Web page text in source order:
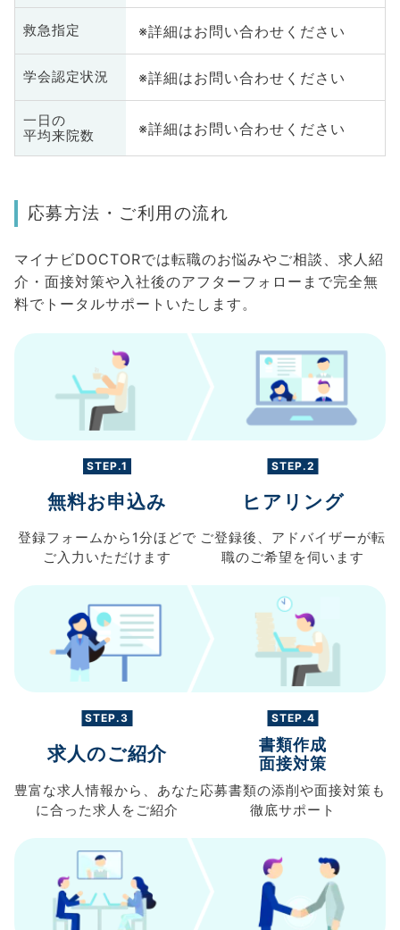
救急指定 ※詳細はお問い合わせください
学会認定状況 ※詳細はお問い合わせください
一日の
平均来院数
※詳細はお問い合わせください
応募方法・ご利用の流れ
マイナビDOCTORでは転職のお悩みやご相談、求人紹
介・面接対策や入社後のアフターフォローまで完全無
料でトータルサポートいたします。
STEP.1
無料お申込み
登録フォームから 1分ほどで
ご入力 いただけます
STEP.2
ヒアリング
ご登録後、 アドバイザーが転
職のご希望を伺います
STEP.3
求人のご紹介
豊富な求人情報から、 あなた
に合った求人を ご紹介
STEP.4
書類作成
面接対策
応募書類の添削や面接対策も
徹底サポート